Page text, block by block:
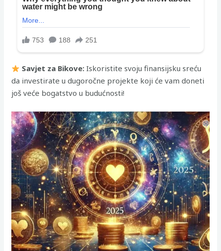
Savjet za Bikove: Iskoristite svoju finansijsku sreću
da investirate u dugoročne projekte koji će vam doneti
još veće bogatstvo u budućnosti!